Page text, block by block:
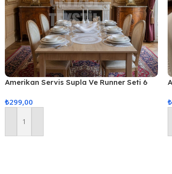
Amerikan Servis Supla Ve Runner Seti 6
₺299,00
Sepete Ekle
₺